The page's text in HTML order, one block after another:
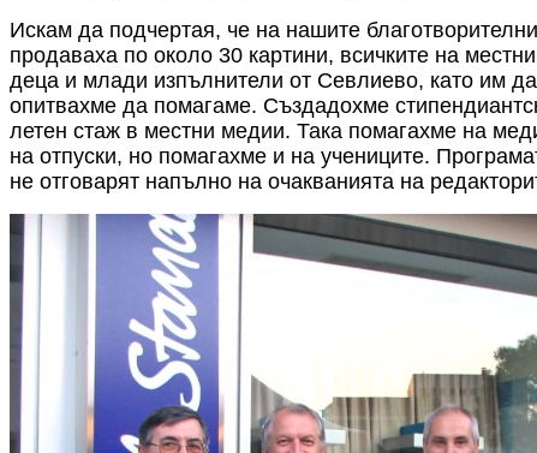
Искам да подчертая, че на нашите
продаваха по около 30 картини, всичките на
деца и млади изпълнители от Севлиево, като им
опитвахме да помагаме. Създадохме
летен стаж в местни медии. Така помагахме на
на отпуски, но помагахме и на учениците.
не отговарят напълно на очакванията на